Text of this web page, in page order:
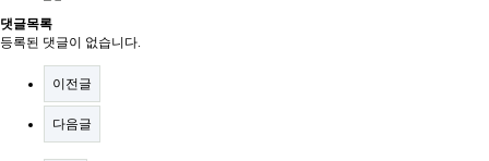
댓글목록
등록된 댓글이 없습니다.
이전글
다음글